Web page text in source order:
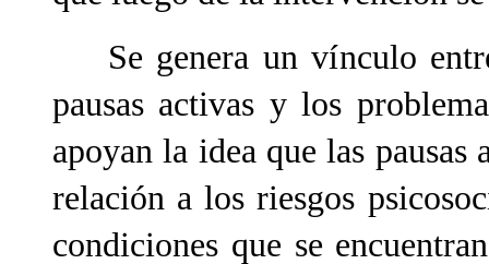
Se genera un vínculo
pausas activas y los
apoyan la idea que las
relación a los riesgos
condiciones que se